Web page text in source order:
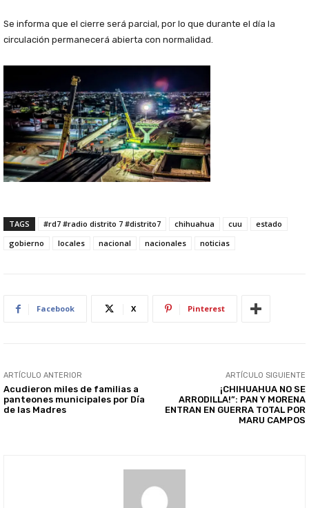
Se informa que el cierre será parcial, por lo que durante el día la
circulación permanecerá abierta con normalidad.
TAGS #rd7 #radio distrito 7 #distrito7 chihuahua cuu
estado
gobierno
locales nacional nacionales noticias
Facebook X Pinterest
ARTÍCULO ANTERIOR
Acudieron miles de familias a
panteones municipales por Día
de las Madres
ARTÍCULO SIGUIENTE
¡CHIHUAHUA NO SE
ARRODILLA!”: PAN Y MORENA
ENTRAN EN GUERRA TOTAL POR
MARU CAMPOS